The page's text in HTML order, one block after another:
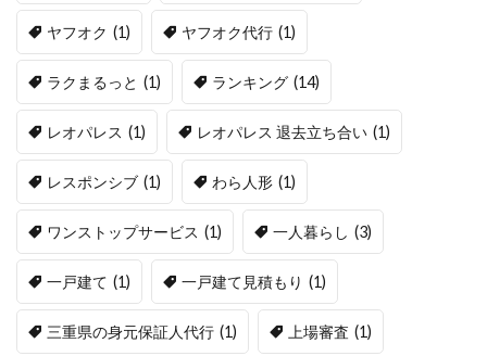
ヤフオク (1) ヤフオク代行 (1)
ラクまるっと (1) ランキング (14)
レオパレス (1) レオパレス 退去立ち合い (1)
レスポンシブ (1) わら人形 (1)
ワンストップサービス (1) 一人暮らし (3)
一戸建て (1) 一戸建て見積もり (1)
三重県の身元保証人代行 (1) 上場審査 (1)